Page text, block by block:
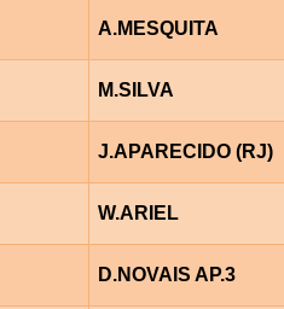
A.MESQUITA
M.SILVA
J.APARECIDO (RJ)
W.ARIEL
D.NOVAIS AP.3